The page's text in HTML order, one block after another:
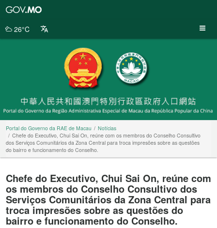
da
26°C
Portal do Governo da RAE de Macau
Notícias
Chefe do Executivo, Chui Sai On, reúne com os membros do Conselho Consultivo
dos Serviços Comunitários da Zona Central para troca impresões sobre as questões
do bairro e funcionamento do Conselho.
Chefe do Executivo, Chui Sai On, reúne com
os membros do Conselho Consultivo dos
Serviços Comunitários da Zona Central para
troca impresões sobre as questões do
bairro e funcionamento do Conselho.